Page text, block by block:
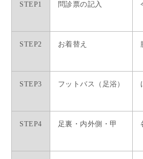
STEP1 問診票の記入
STEP2 お着替え
STEP3 フットバス（足浴）
STEP4 足裏・内外側・甲